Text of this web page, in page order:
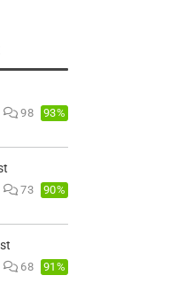
98 93%
73 90%
68 91%